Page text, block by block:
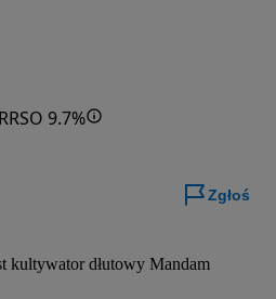
RRSO 9.7%
Zgłoś
kultywator dłutowy Mandam